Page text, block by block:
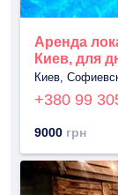
Аренда
Киев, для
Киев,
+380 99
9000 грн